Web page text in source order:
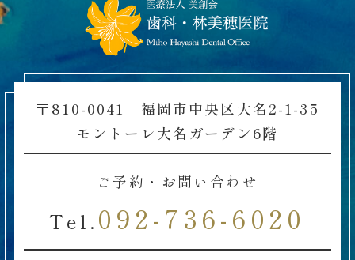
〒810-0041 福岡市中央区大名2-1-35
モントーレ大名ガーデン6階
ご予約・お問い合わせ
Tel. 092-736-6020